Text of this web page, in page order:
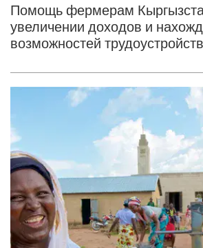
Помощь фермерам
увеличении доходов и
возможностей